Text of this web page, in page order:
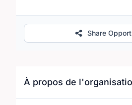
À propos de
Share